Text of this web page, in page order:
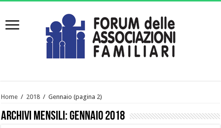
Home / 2018 / Gennaio (pagina 2)
Archivi mensili:Gennaio 2018